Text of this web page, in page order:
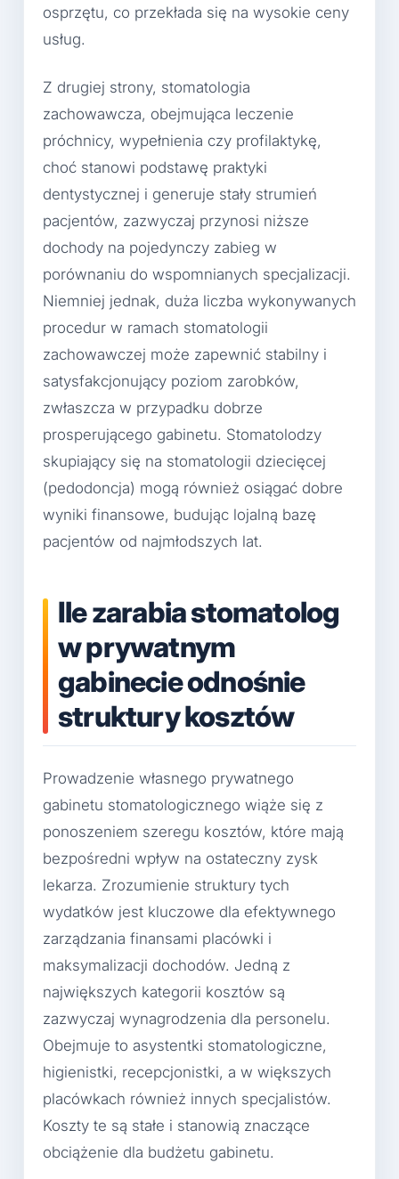
osprzętu, co przekłada się na wysokie ceny
usług.
Z drugiej strony, stomatologia
zachowawcza, obejmująca leczenie
próchnicy, wypełnienia czy profilaktykę,
choć stanowi podstawę praktyki
dentystycznej i generuje stały strumień
pacjentów, zazwyczaj przynosi niższe
dochody na pojedynczy zabieg w
porównaniu do wspomnianych specjalizacji.
Niemniej jednak, duża liczba wykonywanych
procedur w ramach stomatologii
zachowawczej może zapewnić stabilny i
satysfakcjonujący poziom zarobków,
zwłaszcza w przypadku dobrze
prosperującego gabinetu. Stomatolodzy
skupiający się na stomatologii dziecięcej
(pedodoncja) mogą również osiągać dobre
wyniki finansowe, budując lojalną bazę
pacjentów od najmłodszych lat.
Ile zarabia stomatolog
w prywatnym
gabinecie odnośnie
struktury kosztów
Prowadzenie własnego prywatnego
gabinetu stomatologicznego wiąże się z
ponoszeniem szeregu kosztów, które mają
bezpośredni wpływ na ostateczny zysk
lekarza. Zrozumienie struktury tych
wydatków jest kluczowe dla efektywnego
zarządzania finansami placówki i
maksymalizacji dochodów. Jedną z
największych kategorii kosztów są
zazwyczaj wynagrodzenia dla personelu.
Obejmuje to asystentki stomatologiczne,
higienistki, recepcjonistki, a w większych
placówkach również innych specjalistów.
Koszty te są stałe i stanowią znaczące
obciążenie dla budżetu gabinetu.